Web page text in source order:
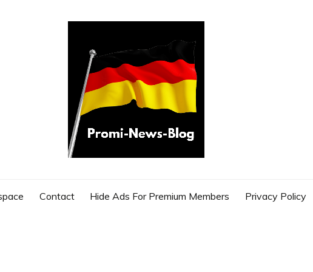
Contact Hide Ads For Premium Members Privacy Policy